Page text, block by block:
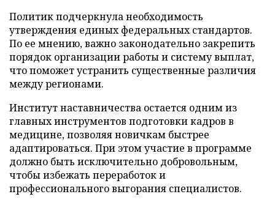
Политик подчеркнула необходимость
утверждения единых федеральных стандартов.
По ее мнению, важно законодательно закрепить
порядок организации работы и систему выплат,
что поможет устранить существенные различия
между регионами.
Институт наставничества остается одним из
главных инструментов подготовки кадров в
медицине, позволяя новичкам быстрее
адаптироваться. При этом участие в программе
должно быть исключительно добровольным,
чтобы избежать переработок и
профессионального выгорания специалистов.